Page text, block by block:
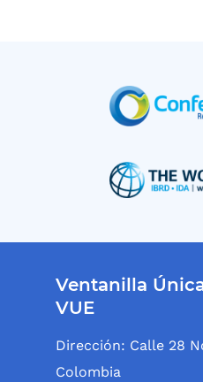
Ventanilla
VUE
Dirección: Calle 28
Colombia